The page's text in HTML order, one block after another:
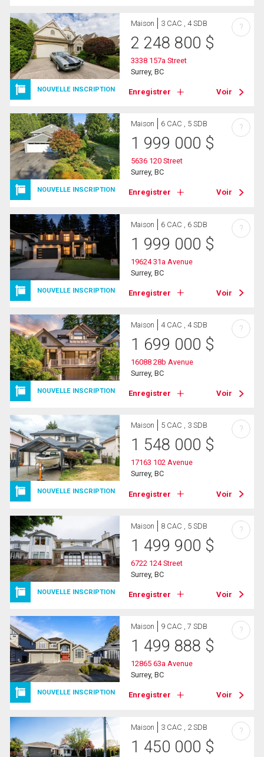
NOUVELLE INSCRIPTION
Maison 3 CAC , 4 SDB
2 248 800 $
3338 157a Street
Surrey, BC
Enregistrer Voir
?
NOUVELLE INSCRIPTION
Maison 6 CAC , 5 SDB
1 999 000 $
5636 120 Street
Surrey, BC
Enregistrer Voir
?
NOUVELLE INSCRIPTION
Maison 6 CAC , 6 SDB
1 999 000 $
19624 31a Avenue
Surrey, BC
Enregistrer Voir
?
NOUVELLE INSCRIPTION
Maison 4 CAC , 4 SDB
1 699 000 $
16088 28b Avenue
Surrey, BC
Enregistrer Voir
?
NOUVELLE INSCRIPTION
Maison 5 CAC , 3 SDB
1 548 000 $
17163 102 Avenue
Surrey, BC
Enregistrer Voir
?
NOUVELLE INSCRIPTION
Maison 8 CAC , 5 SDB
1 499 900 $
6722 124 Street
Surrey, BC
Enregistrer Voir
?
NOUVELLE INSCRIPTION
Maison 9 CAC , 7 SDB
1 499 888 $
12865 63a Avenue
Surrey, BC
Enregistrer Voir
?
Maison 3 CAC , 2 SDB
1 450 000 $
?